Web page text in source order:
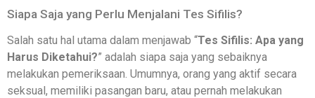
Siapa Saja yang Perlu Menjalani Tes Sifilis?
Salah satu hal utama dalam menjawab “Tes Sifilis: Apa yang
Harus Diketahui?” adalah siapa saja yang sebaiknya
melakukan pemeriksaan. Umumnya, orang yang aktif secara
seksual, memiliki pasangan baru, atau pernah melakukan